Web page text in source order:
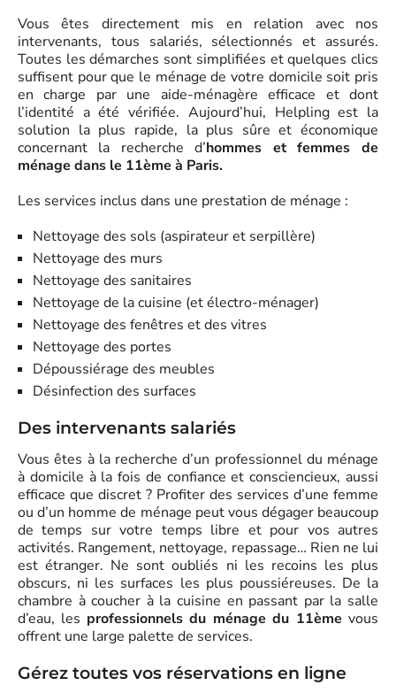
Vous êtes directement mis en relation avec nos
intervenants, tous salariés, sélectionnés et assurés.
Toutes les démarches sont simplifiées et quelques clics
suffisent pour que le ménage de votre domicile soit pris
en charge par une aide-ménagère efficace et dont
l’identité a été vérifiée. Aujourd’hui, Helpling est la
solution la plus rapide, la plus sûre et économique
concernant la recherche d’hommes et femmes de
ménage dans le 11ème à Paris.
Les services inclus dans une prestation de ménage :
Nettoyage des sols (aspirateur et serpillère)
Nettoyage des murs
Nettoyage des sanitaires
Nettoyage de la cuisine (et électro-ménager)
Nettoyage des fenêtres et des vitres
Nettoyage des portes
Dépoussiérage des meubles
Désinfection des surfaces
Des intervenants salariés
Vous êtes à la recherche d’un professionnel du ménage
à domicile à la fois de confiance et consciencieux, aussi
efficace que discret ? Profiter des services d’une femme
ou d’un homme de ménage peut vous dégager beaucoup
de temps sur votre temps libre et pour vos autres
activités. Rangement, nettoyage, repassage… Rien ne lui
est étranger. Ne sont oubliés ni les recoins les plus
obscurs, ni les surfaces les plus poussiéreuses. De la
chambre à coucher à la cuisine en passant par la salle
d’eau, les professionnels du ménage du 11ème vous
offrent une large palette de services.
Gérez toutes vos réservations en ligne